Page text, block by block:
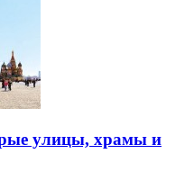
улицы, храмы и